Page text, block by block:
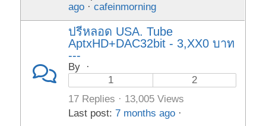
ago ·cafeinmorning
ปรีหลอด USA. Tube
AptxHD+DAC32bit - 3,XX0 บาท
---
By
·
1
2
17 Replies · 13,005 Views
Last post:7 months ago ·